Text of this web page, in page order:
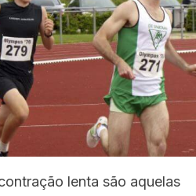
lenta são aquelas